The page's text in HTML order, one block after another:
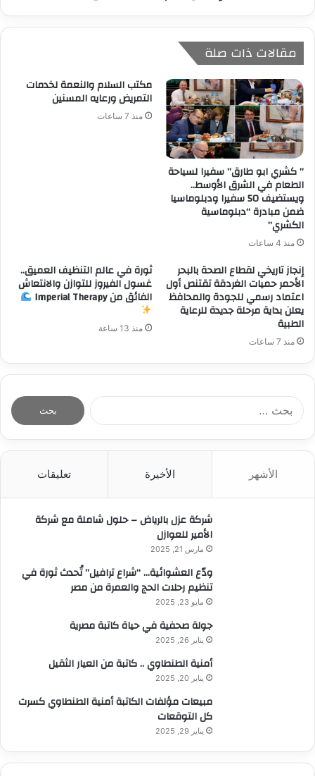
مقالات ذات صلة
” كشري ابو طارق” سفيرا لسياحة
الطعام في الشرق الأوسط..
ويستضيف 50 سفيرا ودبلوماسيا
ضمن مبادرة “دبلوماسية
الكشري”
منذ 4 ساعات
مكتب السلام والنعمة لخدمات
التمريض ورعايه المسنين
منذ 7 ساعات
إنجاز تاريخي لقطاع الصحة بالبحر
الأحمر حميات الغردقة تقتنص أول
اعتماد رسمي للجودة والمحافظ
يعلن بداية مرحلة جديدة للرعاية
الطبية
منذ 7 ساعات
ثورة في عالم التنظيف العميق..
غسول الفيروز للتوازن والانتعاش
الفائق من Imperial Therapy
منذ 13 ساعة
الأشهر الأخيرة تعليقات
شركة عزل بالرياض – حلول شاملة مع شركة
الأمير للعوازل
مارس 21, 2025
ودّع العشوائية… “شراع ترافيل” تُحدث ثورة في
تنظيم رحلات الحج والعمرة من مصر
مايو 23, 2025
جولة صحفية في حياة كاتبة مصرية
يناير 26, 2025
أمنية الطنطاوي .. كاتبة من العيار الثقيل
يناير 20, 2025
مبيعات مؤلفات الكاتبة أمنية الطنطاوي كسرت
كل التوقعات
يناير 29, 2025